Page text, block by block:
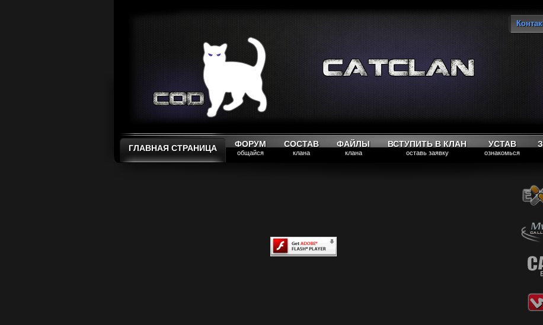
ГЛАВНАЯ СТРАНИЦА ФОРУМ
общайся
СОСТАВ
клана
ФАЙЛЫ
клана
ВСТУПИТЬ В КЛАН
оставь заявку
УСТАВ
ознакомься